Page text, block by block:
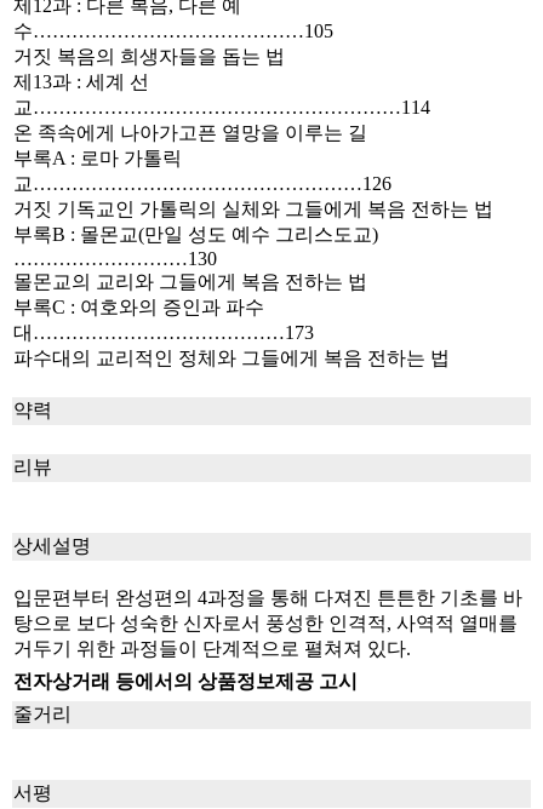
제12과 : 다른 복음, 다른 예
수……………………………………105
거짓 복음의 희생자들을 돕는 법
제13과 : 세계 선
교…………………………………………………114
온 족속에게 나아가고픈 열망을 이루는 길
부록A : 로마 가톨릭
교……………………………………………126
거짓 기독교인 가톨릭의 실체와 그들에게 복음 전하는 법
부록B : 몰몬교(만일 성도 예수 그리스도교)
………………………130
몰몬교의 교리와 그들에게 복음 전하는 법
부록C : 여호와의 증인과 파수
대…………………………………173
파수대의 교리적인 정체와 그들에게 복음 전하는 법
약력
리뷰
상세설명
입문편부터 완성편의 4과정을 통해 다져진 튼튼한 기초를 바
탕으로 보다 성숙한 신자로서 풍성한 인격적, 사역적 열매를
거두기 위한 과정들이 단계적으로 펼쳐져 있다.
전자상거래 등에서의 상품정보제공 고시
줄거리
서평